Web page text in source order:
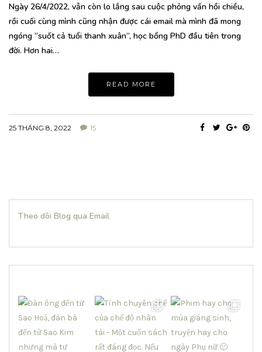
Ngày 26/4/2022, vẫn còn lo lắng sau cuộc phỏng vấn hồi chiều,
rồi cuối cùng mình cũng nhận được cái email mà mình đã mong
ngóng “suốt cả tuổi thanh xuân”, học bổng PhD đầu tiên trong
đời. Hơn hai…
READ MORE
25 THÁNG 8, 2022 15
Theo dõi Blog qua Email